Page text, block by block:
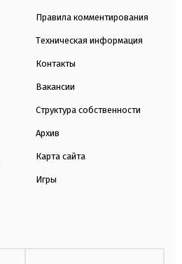
Правила комментирования
Техническая информация
Контакты
Вакансии
Структура собственности
Архив
Карта сайта
Игры